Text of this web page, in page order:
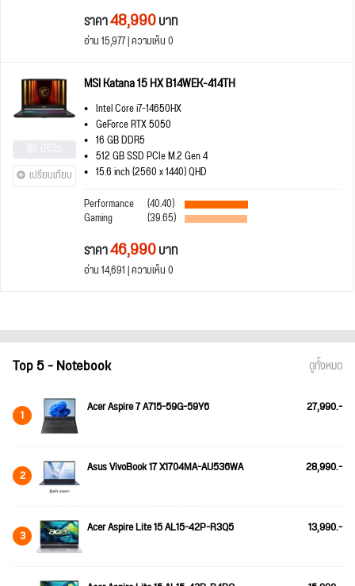
ราคา48,990บาท
อ่าน 15,977 | ความเห็น 0
เปรียบเทียบ
MSI Katana 15 HX B14WEK-414TH
Intel Core i7-14650HX
GeForce RTX 5050
16 GB DDR5
512 GB SSD PCIe M.2 Gen 4
15.6 inch (2560 x 1440) QHD
Performance
(40.40)
Gaming (39.65)
ราคา46,990บาท
อ่าน 14,691 | ความเห็น 0
Top 5 - Notebook ดูทั้งหมด
1 Acer Aspire 7 A715-59G-59Y6 27,990.-
2 Asus VivoBook 17 X1704MA-AU536WA 28,990.-
3 Acer Aspire Lite 15 AL15-42P-R3Q5 13,990.-